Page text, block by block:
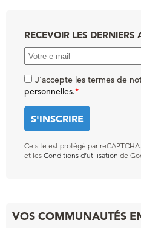
RECEVOIR LES DERNIERS
J'accepte les termes de
personnelles.*
Ce site est protégé par
et les Conditions d’utilisation de
VOS COMMUNAUTÉS